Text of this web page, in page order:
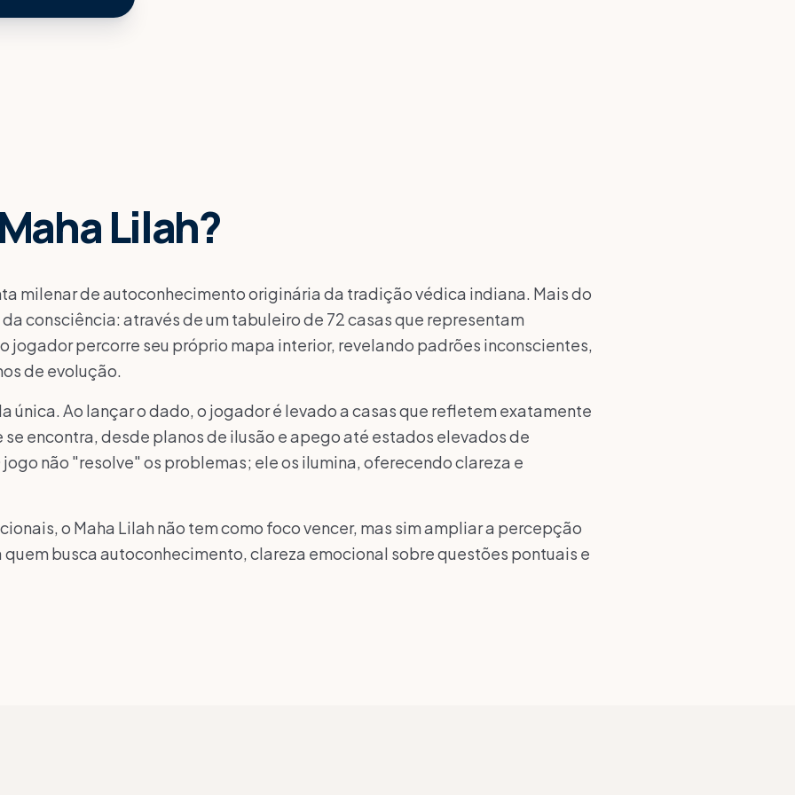
Maha Lilah?
milenar de autoconhecimento originária da tradição védica indiana. Mais do
consciência: através de um tabuleiro de 72 casas que representam
jogador percorre seu próprio mapa interior, revelando padrões inconscientes,
de evolução.
única. Ao lançar o dado, o jogador é levado a casas que refletem exatamente
se encontra, desde planos de ilusão e apego até estados elevados de
não "resolve" os problemas; ele os ilumina, oferecendo clareza e
o Maha Lilah não tem como foco vencer, mas sim ampliar a percepção
quem busca autoconhecimento, clareza emocional sobre questões pontuais e